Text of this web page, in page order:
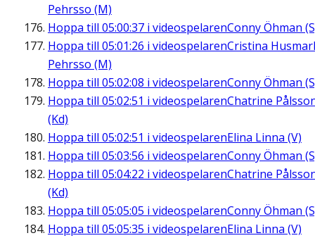
Pehrsso (M)
Hoppa till 05:00:37 i videospelarenConny Öhman
Hoppa till 05:01:26 i videospelarenCristina
Pehrsso (M)
Hoppa till 05:02:08 i videospelarenConny Öhman
Hoppa till 05:02:51 i videospelarenChatrine
(Kd)
Hoppa till 05:02:51 i videospelarenElina Linna (V)
Hoppa till 05:03:56 i videospelarenConny Öhman
Hoppa till 05:04:22 i videospelarenChatrine
(Kd)
Hoppa till 05:05:05 i videospelarenConny Öhman
Hoppa till 05:05:35 i videospelarenElina Linna (V)